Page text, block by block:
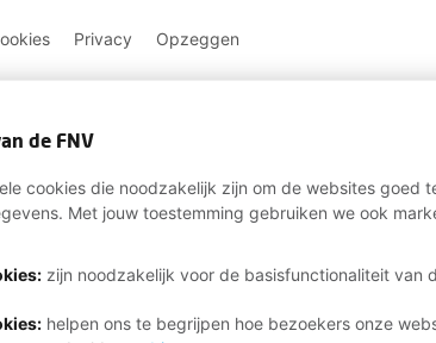
Privacy Opzeggen
de FNV
cookies die noodzakelijk zijn om de websites
Met jouw toestemming gebruiken we ook
zijn noodzakelijk voor de basisfunctionaliteit van
: helpen ons te begrijpen hoe bezoekers onze